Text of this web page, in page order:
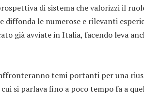
di sistema che valorizzi il
diffonda le numerose e rilevanti
già avviate in Italia, facendo leva
temi portanti per una
si parlava fino a poco tempo fa a